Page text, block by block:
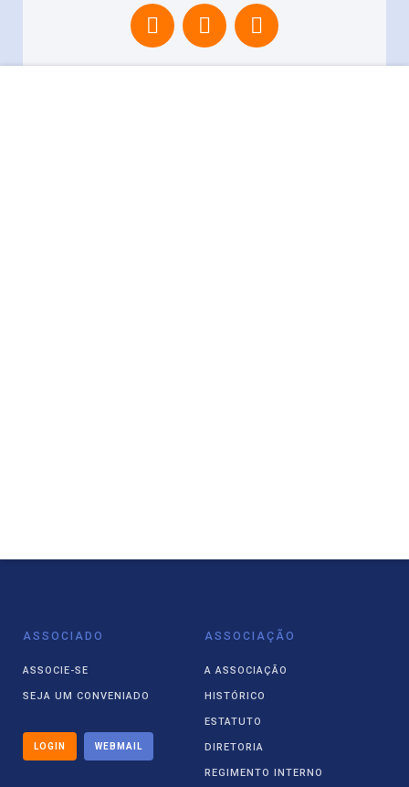
ASSOCIADO
ASSOCIE-SE
SEJA UM CONVENIADO
LOGIN WEBMAIL
ASSOCIAÇÃO
A ASSOCIAÇÃO
HISTÓRICO
ESTATUTO
DIRETORIA
REGIMENTO INTERNO